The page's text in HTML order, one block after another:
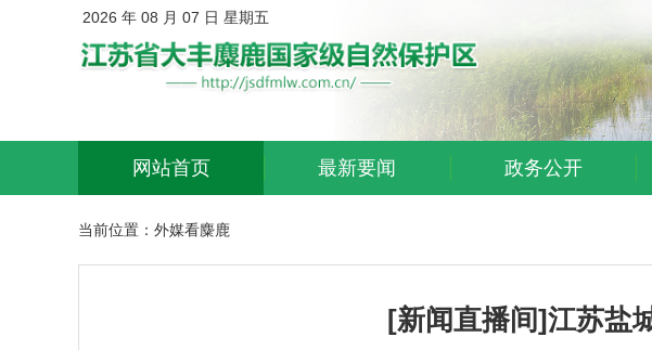
2026 年 08 月 07 日 星期五
网站首页 最新要闻 政务公开
当前位置： 外媒看麋鹿
[新闻直播间]江苏盐